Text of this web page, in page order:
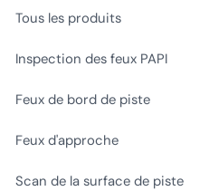
Tous les produits
Inspection des feux PAPI
Feux de bord de piste
Feux d'approche
Scan de la surface de piste